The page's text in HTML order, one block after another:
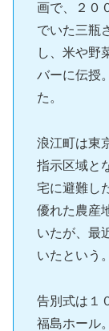
画で、２０
でいた三瓶
し、米や野
バーに伝授
た。
浪江町は東
指示区域と
宅に避難し
優れた農産
いたが、最
いたという。
告別式は１
福島ホール。